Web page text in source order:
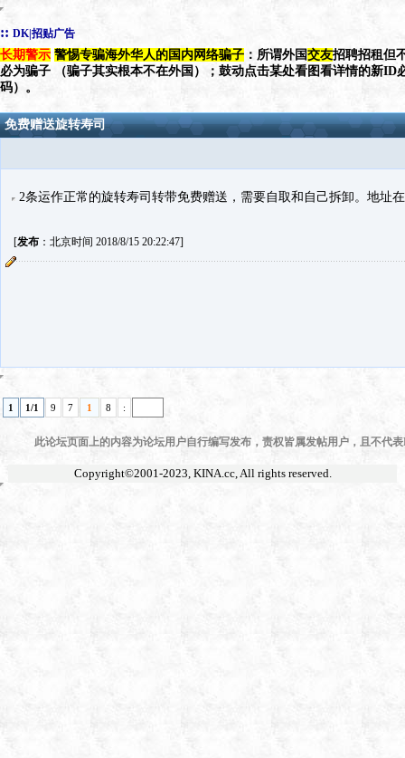
:: DK|招贴广告
长期警示 警惕专骗海外华人的国内网络骗子 ：所谓外国交友招聘招租但
必为骗子 （骗子其实根本不在外国）；鼓动点击某处看图看详情的新ID
码）。
免费赠送旋转寿司
2条运作正常的旋转寿司转带免费赠送，需要自取和自己拆卸。地址在
[发布：北京时间 2018/8/15 20:22:47]
1 1/1 9 7 1 8 :
此论坛页面上的内容为论坛用户自行编写发布，责权皆属发帖用户，且不代
Copyright©2001-2023, KINA.cc, All rights reserved.